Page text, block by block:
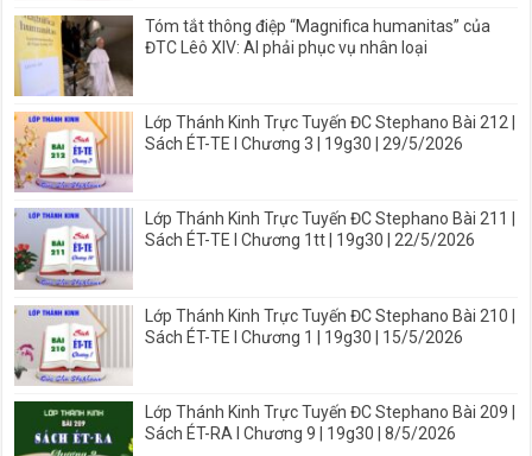
Tóm tắt thông điệp “Magnifica humanitas” của
ĐTC Lêô XIV: AI phải phục vụ nhân loại
Lớp Thánh Kinh Trực Tuyến ĐC Stephano Bài 212 |
Sách ÉT-TE I Chương 3 | 19g30 | 29/5/2026
Lớp Thánh Kinh Trực Tuyến ĐC Stephano Bài 211 |
Sách ÉT-TE I Chương 1tt | 19g30 | 22/5/2026
Lớp Thánh Kinh Trực Tuyến ĐC Stephano Bài 210 |
Sách ÉT-TE I Chương 1 | 19g30 | 15/5/2026
Lớp Thánh Kinh Trực Tuyến ĐC Stephano Bài 209 |
Sách ÉT-RA I Chương 9 | 19g30 | 8/5/2026